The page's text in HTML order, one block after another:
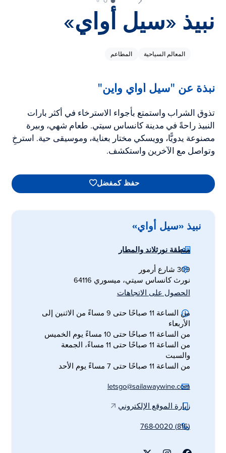
نبيذ «سيل أواي»
المعالم السياحية المطاعم
نبذة عن "سيل أواي واين"
تذوق الشراب واستمتع بأجواء الاسترخاء في أكثر بارات
النبيذ راحةً في مدينة كانساس سيتي. طعام شهي، وبيرة
مصنوعة يدويًّا، وويسكي مختار بعناية، وموسيقى حية. استرخِ
وتواصل مع الآخرين واستكشف.
حفظ كمفضل
نبيذ «سيل أواي»
منطقة نورثلاند والمطار
309 شارع أرمور
نورث كانساس سيتي، ميسوري 64116
الحصول على الاتجاهات
من الساعة 11 صباحًا حتى 9 مساءً من الاثنين إلى
الأربعاء
من الساعة 11 صباحًا حتى 10 مساءً يوم الخميس
من الساعة 11 صباحًا حتى 11 مساءً، الجمعة
والسبت
من الساعة 11 صباحًا حتى 7 مساءً يوم الأحد
letsgo@sailawaywine.com
زيارة الموقع الإلكتروني
(816) 768-0020